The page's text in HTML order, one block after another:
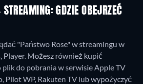
STREAMING: GDZIE OBEJRZEĆ
"Państwo Rose" w streamingu w
Player. Możesz również kupić
plik do pobrania w serwisie Apple TV
Pilot WP, Rakuten TV lub wypożyczyć